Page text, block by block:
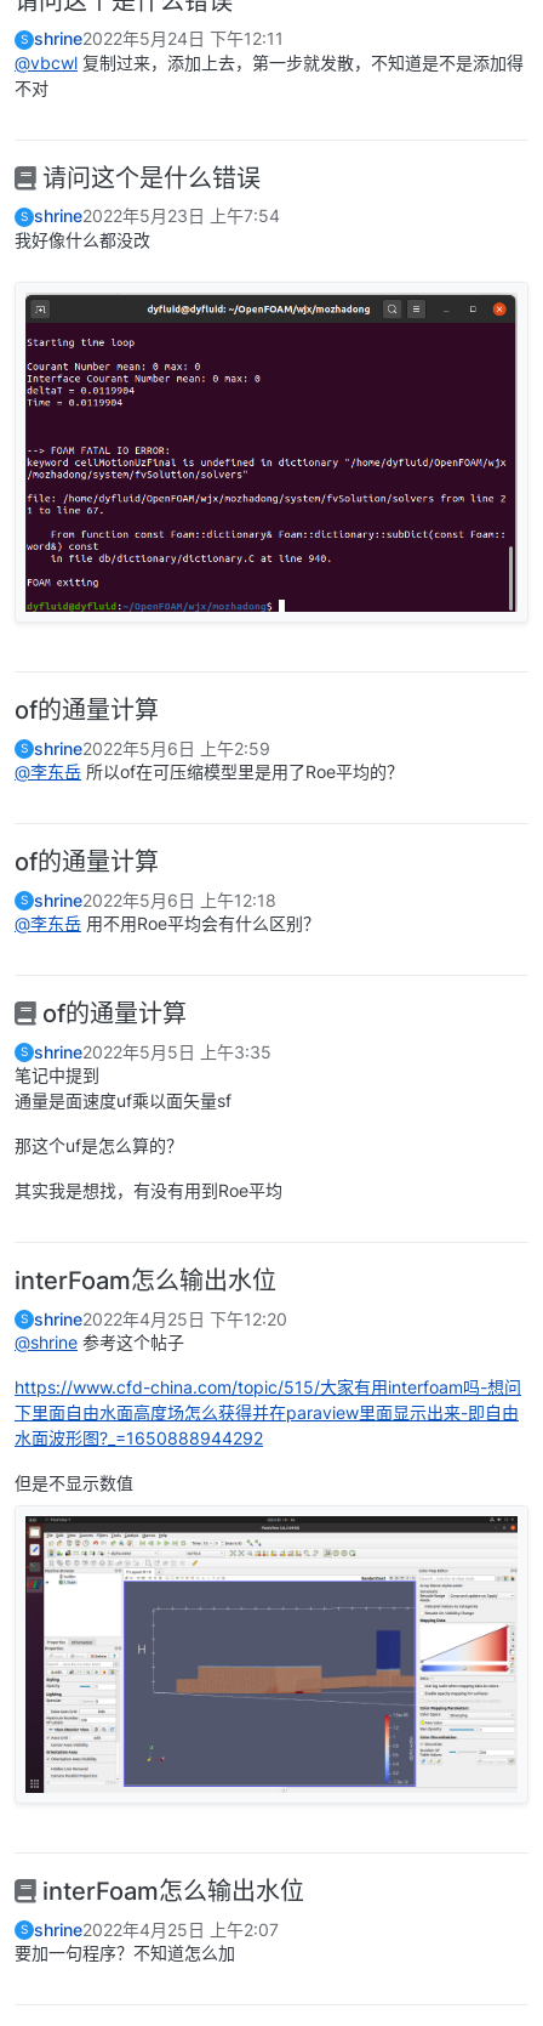
S shrine2022年5月24日 下午12:11
@vbcwl 复制过来，添加上去，第一步就发散，不知道是不是添加得
不对
请问这个是什么错误
S shrine2022年5月23日 上午7:54
我好像什么都没改
of的通量计算
S shrine2022年5月6日 上午2:59
@李东岳 所以of在可压缩模型里是用了Roe平均的？
of的通量计算
S shrine2022年5月6日 上午12:18
@李东岳 用不用Roe平均会有什么区别？
of的通量计算
S shrine2022年5月5日 上午3:35
笔记中提到
通量是面速度uf乘以面矢量sf
那这个uf是怎么算的？
其实我是想找，有没有用到Roe平均
interFoam怎么输出水位
S shrine2022年4月25日 下午12:20
@shrine 参考这个帖子
https://www.cfd-china.com/topic/515/大家有用interfoam吗-想问
下里面自由水面高度场怎么获得并在paraview里面显示出来-即自由
水面波形图?_=1650888944292
但是不显示数值
interFoam怎么输出水位
S shrine2022年4月25日 上午2:07
要加一句程序？不知道怎么加